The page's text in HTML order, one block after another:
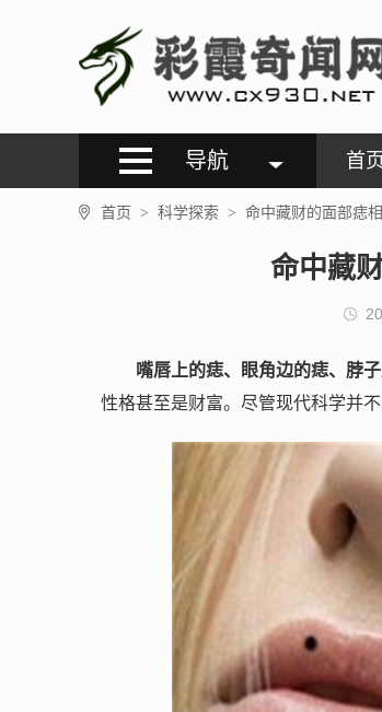
导航 首页
首页 > 科学探索 > 命中藏财的面部痣
命中藏
嘴唇上的痣、 眼角边的痣、 脖
性格甚至是财富。尽管现代科学并